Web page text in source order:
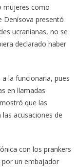
mujeres como
Denísova presentó
ucranianas, no se
declarado haber
la funcionaria, pues
en llamadas
que las
acusaciones de
con los prankers
por un embajador